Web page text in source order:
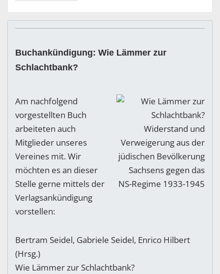
Buchankündigung: Wie Lämmer zur
Schlachtbank?
Am nachfolgend
vorgestellten Buch
arbeiteten auch
Mitglieder unseres
Vereines mit. Wir
möchten es an dieser
Stelle gerne mittels der
Verlagsankündigung
vorstellen:
Bertram Seidel, Gabriele Seidel, Enrico Hilbert
(Hrsg.)
Wie Lämmer zur Schlachtbank?